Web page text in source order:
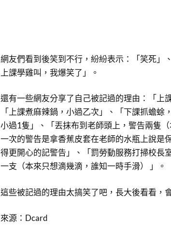
網友們看到後笑到不行，紛紛表示：「笑死」
上課學雞叫，我爆笑了」。
還有一些網友分享了自己被記過的理由：「上
「上課煮麻辣鍋，小過乙次」、「下課抓蟾蜍
小過1隻」、「丟抹布到老師頭上，警告兩隻
一次的警告是拿香蕉皮套在老師的水瓶上說是
得更開心的記警告」、「罰勞動服務打掃校長
一支（本來只想滴幾滴，誰知一時手滑） 」。
這些被記過的理由太搞笑了吧，長大後看看，
來源：Dcard